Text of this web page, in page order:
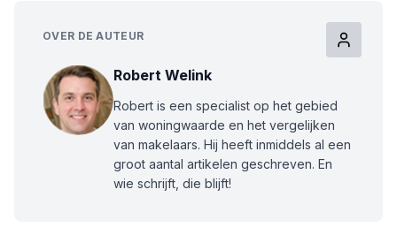
OVER DE AUTEUR
Robert Welink
Robert is een specialist op het gebied
van woningwaarde en het vergelijken
van makelaars. Hij heeft inmiddels al een
groot aantal artikelen geschreven. En
wie schrijft, die blijft!